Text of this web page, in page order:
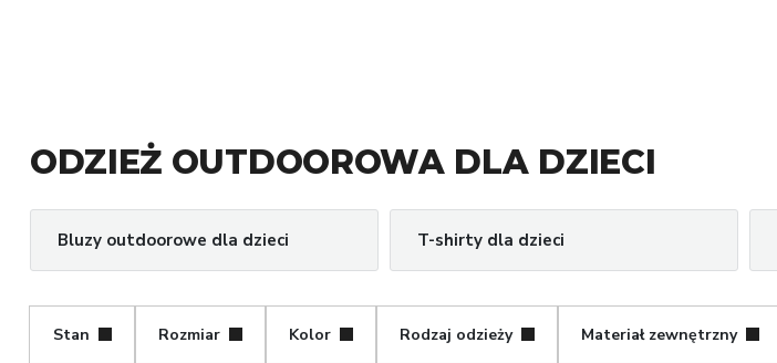
ODZIEŻ OUTDOOROWA DLA DZIECI
Bluzy outdoorowe dla dzieci T-shirty dla dzieci
Stan Rozmiar Kolor Rodzaj odzieży Materiał zewnętrzny